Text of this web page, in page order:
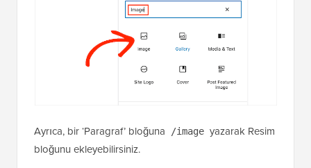
Ayrıca, bir ‘Paragraf’ bloğuna /image yazarak Resim
bloğunu ekleyebilirsiniz.